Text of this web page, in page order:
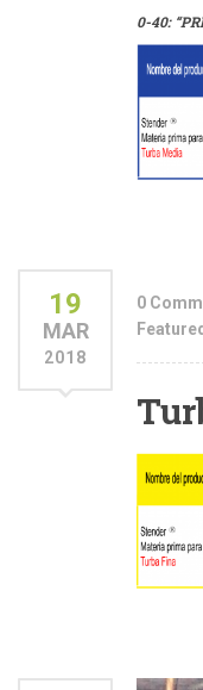
0-40:
19
MAR
2018
0
Featured